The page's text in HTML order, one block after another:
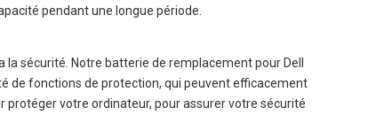
pendant une longue période.
sécurité. Notre batterie de remplacement pour Dell
de fonctions de protection, qui peuvent efficacement
votre ordinateur, pour assurer votre sécurité